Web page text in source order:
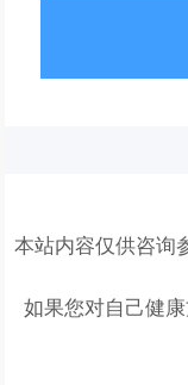
本站内容仅供咨询
如果您对自己健